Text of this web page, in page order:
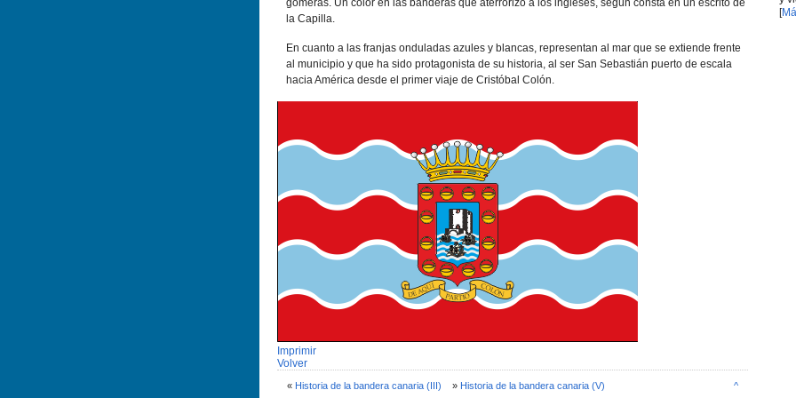
gomeras. Un color en las banderas que aterrorizó a los ingleses, según consta en un escrito de
la Capilla.
En cuanto a las franjas onduladas azules y blancas, representan al mar que se extiende frente
al municipio y que ha sido protagonista de su historia, al ser San Sebastián puerto de escala
hacia América desde el primer viaje de Cristóbal Colón.
Imprimir
Volver
« Historia de la bandera canaria (III) » Historia de la bandera canaria (V) ^
[